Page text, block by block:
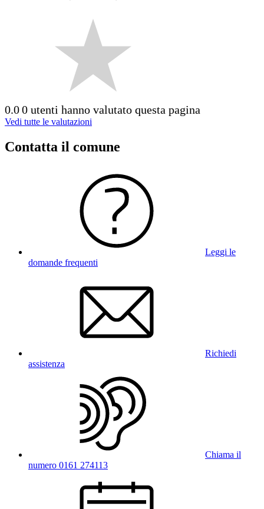
0.00 utenti hanno valutato questa pagina
Vedi tutte le valutazioni
Contatta il comune
Leggi le
domande frequenti
Richiedi
assistenza
Chiama il
numero 0161 274113